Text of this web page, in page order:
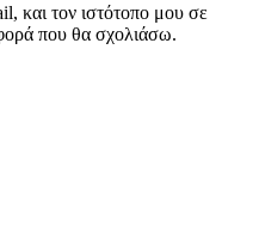
και τον ιστότοπο μου σε
που θα σχολιάσω.